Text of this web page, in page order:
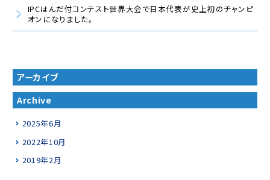
IPCはんだ付コンテスト世界大会で日本代表が史上初のチャンピ
オンになりました。
アーカイブ
Archive
2025年6月
2022年10月
2019年2月